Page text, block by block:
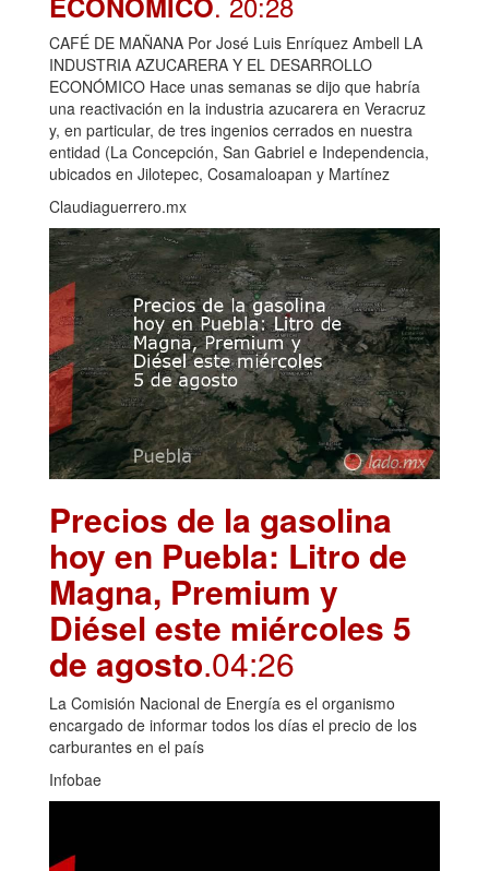
CAFÉ DE MAÑANA Por José Luis Enríquez Ambell LA
INDUSTRIA AZUCARERA Y EL DESARROLLO
ECONÓMICO Hace unas semanas se dijo que habría
una reactivación en la industria azucarera en Veracruz
y, en particular, de tres ingenios cerrados en nuestra
entidad (La Concepción, San Gabriel e Independencia,
ubicados en Jilotepec, Cosamaloapan y Martínez
Claudiaguerrero.mx
Precios de la gasolina
hoy en Puebla: Litro de
Magna, Premium y
Diésel este miércoles 5
de agosto.04:26
La Comisión Nacional de Energía es el organismo
encargado de informar todos los días el precio de los
carburantes en el país
Infobae